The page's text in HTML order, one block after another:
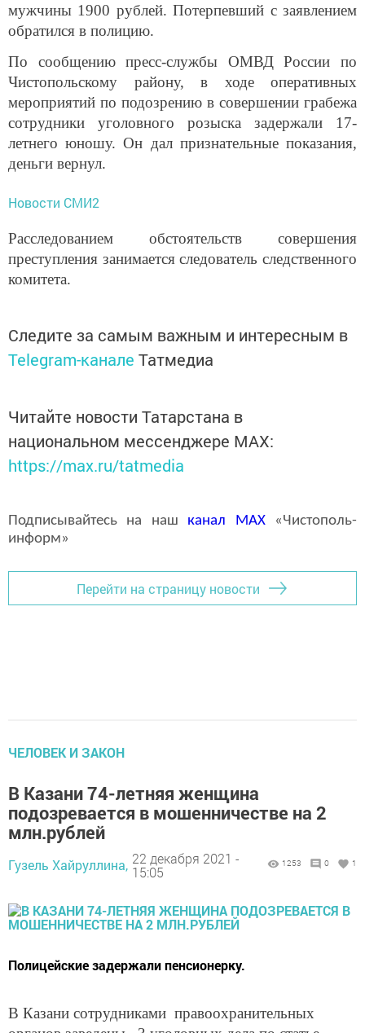
мужчины 1900 рублей. Потерпевший с заявлением
обратился в полицию.
По сообщению пресс-службы ОМВД России по
Чистопольскому району, в ходе оперативных
мероприятий по подозрению в совершении грабежа
сотрудники уголовного розыска задержали 17-
летнего юношу. Он дал признательные показания,
деньги вернул.
Новости СМИ2
Расследованием обстоятельств совершения
преступления занимается следователь следственного
комитета.
Следите за самым важным и интересным в
Telegram-канале Татмедиа
Читайте новости Татарстана в
национальном мессенджере MАХ:
https://max.ru/tatmedia
Подписывайтесь на наш канал MAX«Чистополь-
информ»
Перейти на страницу новости
ЧЕЛОВЕК И ЗАКОН
В Казани 74-летняя женщина
подозревается в мошенничестве на 2
млн.рублей
Гузель Хайруллина, 22 декабря 2021 -
15:05
1253 0 1
Полицейские задержали пенсионерку.
В Казани сотрудниками правоохранительных